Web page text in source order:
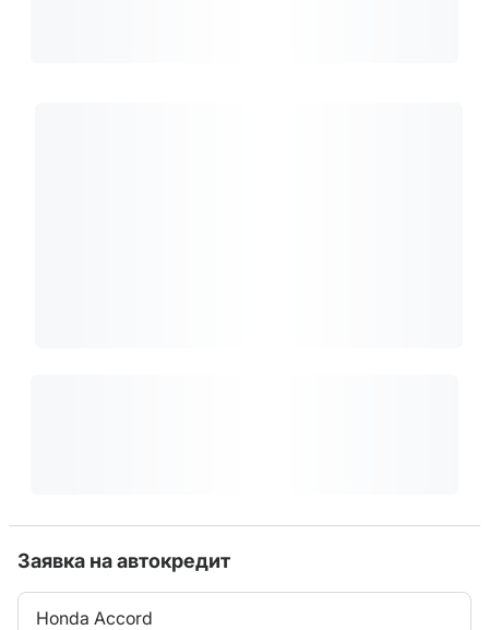
Заявка на автокредит
Honda Accord